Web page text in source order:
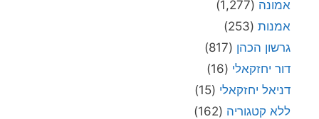
אמונה (1,277)
אמנות (253)
גרשון הכהן (817)
דור יחזקאלי (16)
דניאל יחזקאלי (15)
ללא קטגוריה (162)